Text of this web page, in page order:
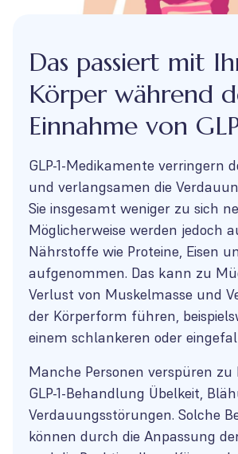
Das passiert mit
Körper während
Einnahme von
GLP-1-Medikamente verringern
und verlangsamen die
Sie insgesamt weniger zu sich
Möglicherweise werden jedoch
Nährstoffe wie Proteine, Eisen
aufgenommen. Das kann zu
Verlust von Muskelmasse und
der Körperform führen,
einem schlankeren oder
Manche Personen verspüren zu
GLP-1-Behandlung Übelkeit,
Verdauungsstörungen. Solche
können durch die Anpassung